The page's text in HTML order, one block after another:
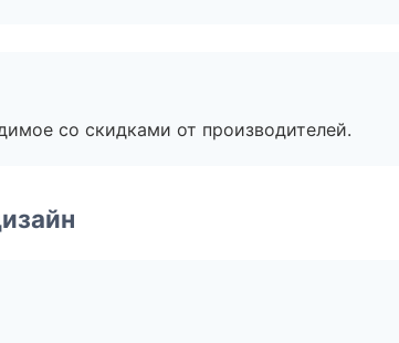
со скидками от производителей.